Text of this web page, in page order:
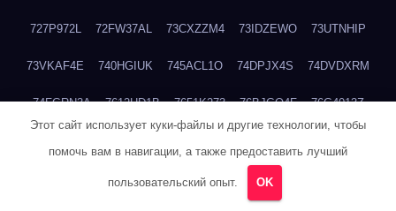
727P972L 72FW37AL 73CXZZM4 73IDZEWO 73UTNHIP
73VKAF4E 740HGIUK 745ACL1O 74DPJX4S 74DVDXRM
74FGRN3A 7612HD1B 7651K273 76BJGQ4F 76G4013Z
780FZHSV 78Q29S80
Этот сайт использует куки-файлы и другие технологии, чтобы
помочь вам в навигации, а также предоставить лучший
пользовательский опыт. OK